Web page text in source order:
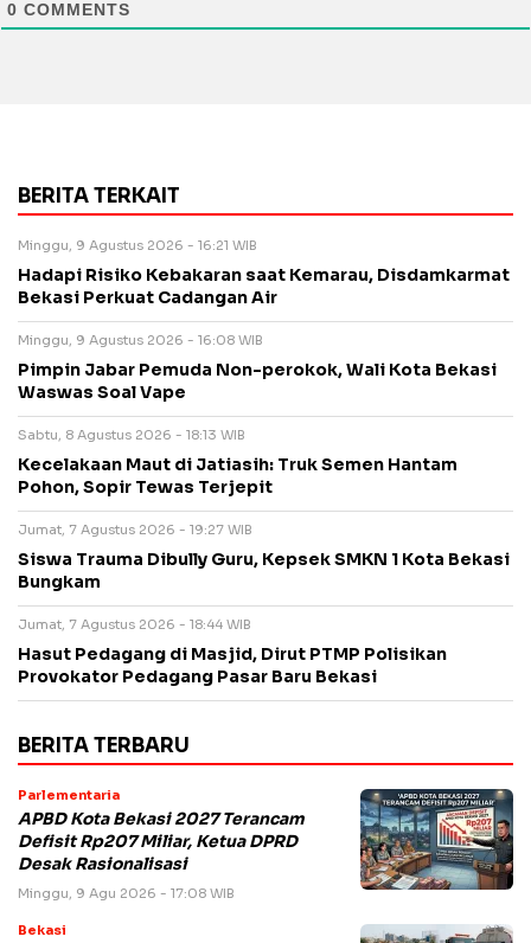
0 COMMENTS
BERITA TERKAIT
Minggu, 9 Agustus 2026 - 16:21 WIB
Hadapi Risiko Kebakaran saat Kemarau, Disdamkarmat
Bekasi Perkuat Cadangan Air
Minggu, 9 Agustus 2026 - 16:08 WIB
Pimpin Jabar Pemuda Non-perokok, Wali Kota Bekasi
Waswas Soal Vape
Sabtu, 8 Agustus 2026 - 18:13 WIB
Kecelakaan Maut di Jatiasih: Truk Semen Hantam
Pohon, Sopir Tewas Terjepit
Jumat, 7 Agustus 2026 - 19:27 WIB
Siswa Trauma Dibully Guru, Kepsek SMKN 1 Kota Bekasi
Bungkam
Jumat, 7 Agustus 2026 - 18:44 WIB
Hasut Pedagang di Masjid, Dirut PTMP Polisikan
Provokator Pedagang Pasar Baru Bekasi
BERITA TERBARU
Parlementaria
APBD Kota Bekasi 2027 Terancam
Defisit Rp207 Miliar, Ketua DPRD
Desak Rasionalisasi
Minggu, 9 Agu 2026 - 17:08 WIB
Bekasi